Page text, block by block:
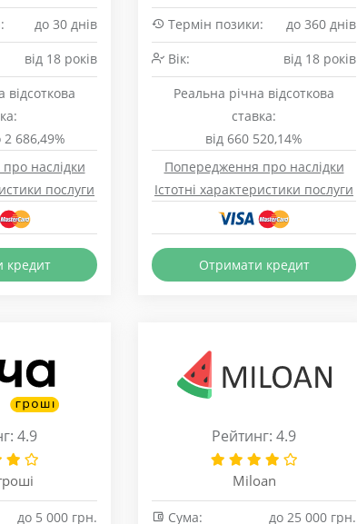
до 30 днів
від 18 років
відсоткова
2 686,49%
наслідки
послуги
кредит
Термін позики:
до 360 днів
Вік:
від 18 років
Реальна річна відсоткова
ставка:
від 660 520,14%
Попередження про наслідки
Істотні характеристики послуги
Отримати кредит
4.9
до 5 000 грн.
Рейтинг: 4.9
Miloan
Сума:
до 25 000 грн.